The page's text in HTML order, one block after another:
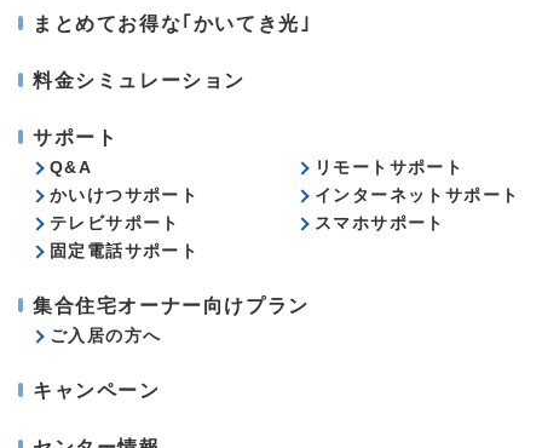
まとめてお得な｢かいてき光｣
料金シミュレーション
サポート
Q&A
リモートサポート
かいけつサポート
インターネットサポート
テレビサポート
スマホサポート
固定電話サポート
集合住宅オーナー向けプラン
ご入居の方へ
キャンペーン